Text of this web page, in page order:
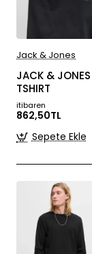
Jack & Jones
JACK &
TSHIRT
itibaren
862,50TL
Sepete Ekle